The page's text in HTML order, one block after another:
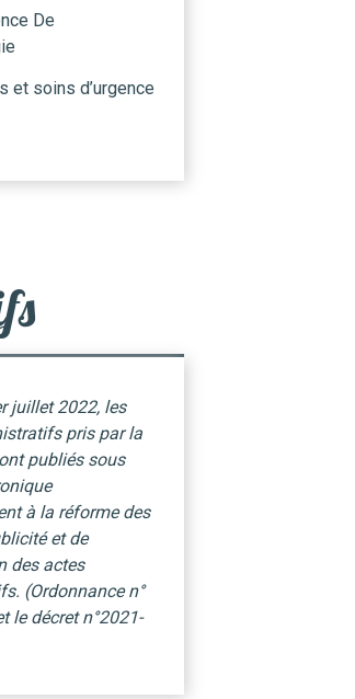
De
et soins d’urgence
juillet 2022, les
pris par la
publiés sous
à la réforme des
et de
des actes
(Ordonnance n°
le décret n°2021-